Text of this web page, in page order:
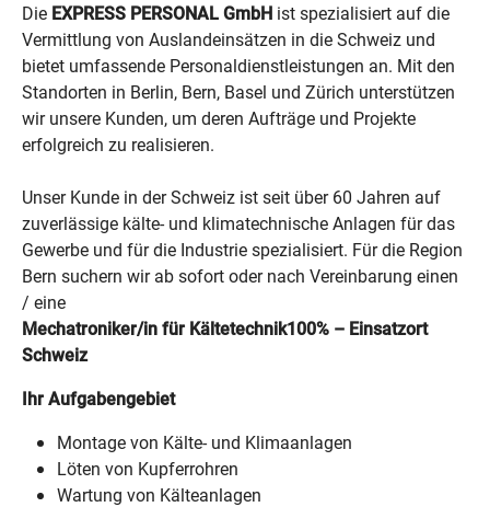
Die EXPRESS PERSONAL GmbH ist spezialisiert auf die
Vermittlung von Auslandeinsätzen in die Schweiz und
bietet umfassende Personaldienstleistungen an. Mit den
Standorten in Berlin, Bern, Basel und Zürich unterstützen
wir unsere Kunden, um deren Aufträge und Projekte
erfolgreich zu realisieren.
Unser Kunde in der Schweiz ist seit über 60 Jahren auf
zuverlässige kälte- und klimatechnische Anlagen für das
Gewerbe und für die Industrie spezialisiert. Für die Region
Bern suchern wir ab sofort oder nach Vereinbarung einen
/ eine
Mechatroniker/in für Kältetechnik100% – Einsatzort
Schweiz
Ihr Aufgabengebiet
Montage von Kälte- und Klimaanlagen
Löten von Kupferrohren
Wartung von Kälteanlagen